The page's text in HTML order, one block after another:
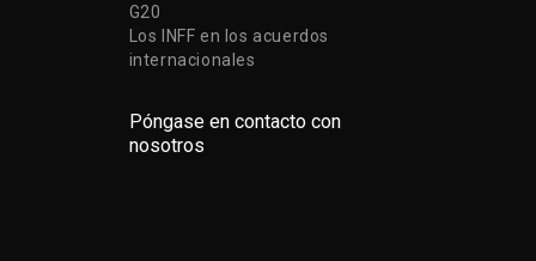
G20
Los INFF en los acuerdos
internacionales
Póngase en contacto con
nosotros